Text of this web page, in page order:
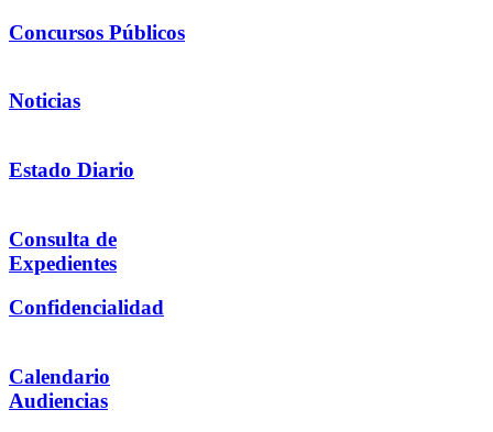
Concursos Públicos
Noticias
Estado Diario
Consulta de
Expedientes
Confidencialidad
Calendario
Audiencias